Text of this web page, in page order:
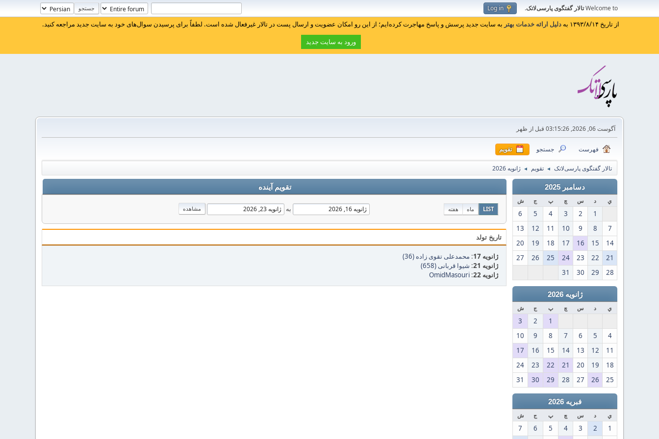
Welcome toتالار گفتگوی پارسی‌لاتک.
Log in
از تاریخ ۱۳۹۳/۸/۱۴ به دلیل ارائه خدمات بهتر به سایت جدید پرسش و پاسخ مهاجرت کرده‌ایم؛ از این رو امکان عضویت و ارسال پست در تالار غیرفعال شده است. لطفاً برای پرسیدن سوال‌های خود به سایت جدید مراجعه کنید.
ورود به سایت جدید
آگوست 06, 2026, 03:15:26 قبل از ظهر
فهرست جستجو تقویم
تالار گفتگوی پارسی‌لاتک ◄ تقویم ◄ ژانویه 2026
دسامبر 2025
ي د س چ پ ج ش
1
2
3
4
5
6
7
8
9
10
11
12
13
14
15
16
17
18
19
20
21
22
23
24
25
26
27
28
29
30
31
ژانویه 2026
ي د س چ پ ج ش
1
2
3
4
5
6
7
8
9
10
11
12
13
14
15
16
17
18
19
20
21
22
23
24
25
26
27
28
29
30
31
فبریه 2026
ي د س چ پ ج ش
1
2
3
4
5
6
7
تقویم آینده
LIST ماه هفته به
تاریخ تولد
ژانویه 17 : محمدعلی تقوی زاده (36)
ژانویه 21
: شیوا قربانی (658)
ژانویه 22
:
OmidMasouri